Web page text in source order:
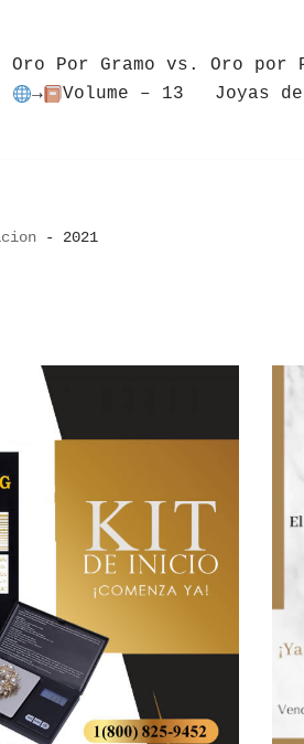
Oro Por Gramo vs. Oro por
→
Volume – 13 Joyas
- 2021